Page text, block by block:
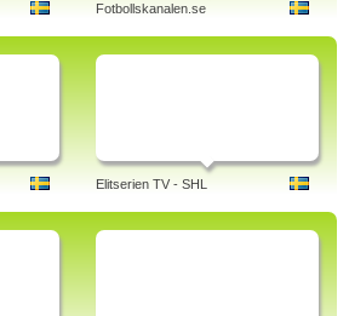
Fotbollskanalen.se
Elitserien TV - SHL